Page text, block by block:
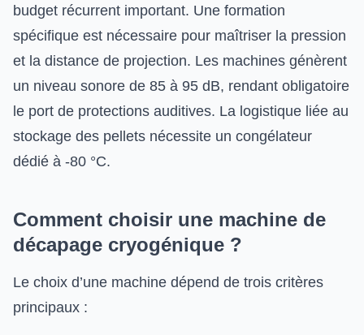
budget récurrent important. Une formation
spécifique est nécessaire pour maîtriser la pression
et la distance de projection. Les machines génèrent
un niveau sonore de 85 à 95 dB, rendant obligatoire
le port de protections auditives. La logistique liée au
stockage des pellets nécessite un congélateur
dédié à -80 °C.
Comment choisir une machine de
décapage cryogénique ?
Le choix d’une machine dépend de trois critères
principaux :